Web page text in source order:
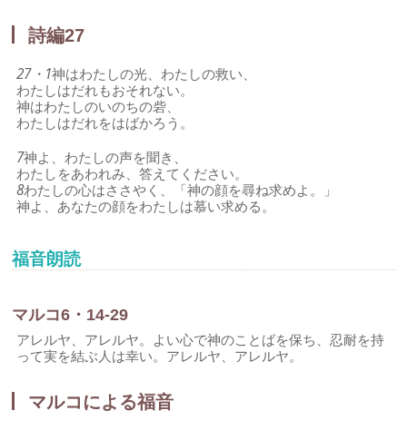
詩編27
27・1神はわたしの光、わたしの救い、
わたしはだれもおそれない。
神はわたしのいのちの砦、
わたしはだれをはばかろう。
7神よ、わたしの声を聞き、
わたしをあわれみ、答えてください。
8わたしの心はささやく、「神の顔を尋ね求めよ。」
神よ、あなたの顔をわたしは慕い求める。
福音朗読
マルコ6・14-29
アレルヤ、アレルヤ。よい心で神のことばを保ち、忍耐を持
って実を結ぶ人は幸い。アレルヤ、アレルヤ。
マルコによる福音